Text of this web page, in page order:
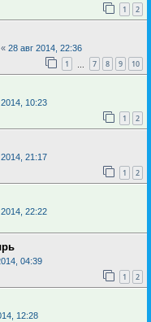
1 2
« 28 авг 2014, 22:36
1 7 8 9 10
10:23
1 2
21:17
1 2
2014, 22:22
04:39
1 2
12:28